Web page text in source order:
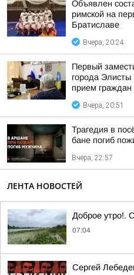
Объявлен
римской на
Братиславе
Вчера, 20:24
Первый
города
прием
Вчера, 20:51
Трагедия в
бане погиб
Вчера, 22:57
ЛЕНТА НОВОСТЕЙ
Доброе утро!.
07:04
Сергей